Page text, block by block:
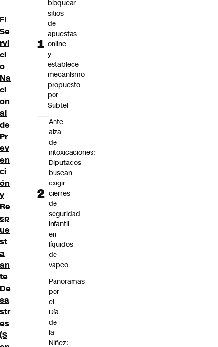
El
Se
rvi
ci
o
Na
ci
on
al
de
Pr
ev
en
ci
ón
y
Re
sp
ue
st
a
an
te
De
sa
str
es
(S
bloquear
sitios
de
apuestas
online
y
establece
mecanismo
propuesto
por
Subtel
Ante
alza
de
intoxicaciones:
Diputados
buscan
exigir
cierres
de
seguridad
infantil
en
líquidos
de
vapeo
Panoramas
por
el
Día
de
la
Niñez: